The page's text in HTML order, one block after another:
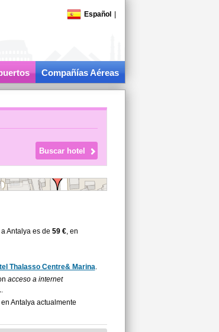
Español
Compañías Aéreas
Antalya es de59 €, en
Thalasso Centre& Marina.
acceso a internet
.
Antalya actualmente